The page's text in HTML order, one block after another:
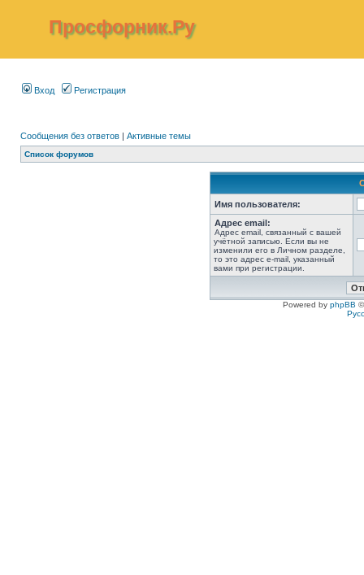
Просфорник.Ру
Вход Регистрация
Сообщения без ответов | Активные темы
Список форумов
Имя пользователя:
Адрес email:
Адрес email, связанный с вашей
учётной записью. Если вы не
изменили его в Личном разделе,
то это адрес e-mail, указанный
вами при регистрации.
Powered by phpBB